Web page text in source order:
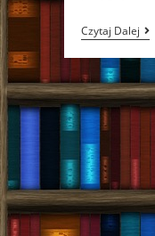
Czytaj Dalej
W
;)